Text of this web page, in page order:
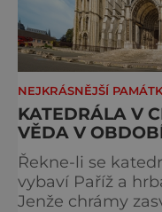
NEJKRÁSNĚJŠÍ
KATEDRÁLA V
VĚDA V
Řekne-li se
vybaví Paříž a
Jenže chrámy